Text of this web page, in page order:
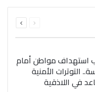
الصفحةالصفحة
استهداف مواطن أمام
التوترات الأمنية
في اللاذقية